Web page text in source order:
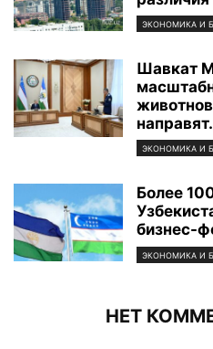
ЭКОНОМИКА И
Шавкат
ЭКОНОМИКА И
Более
бизнес-
ЭКОНОМИКА И
НЕТ